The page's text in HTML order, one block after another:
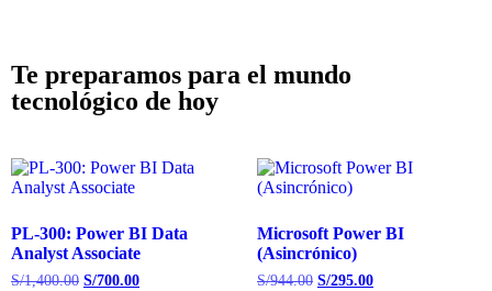
Te preparamos para el mundo
tecnológico de hoy​
PL-300: Power BI Data
Analyst Associate
S/1,400.00 S/700.00
Microsoft Power BI
(Asincrónico)
S/944.00 S/295.00